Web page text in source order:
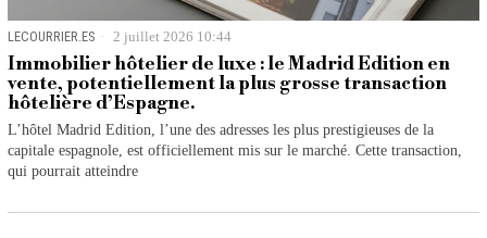
LECOURRIER.ES 2 juillet 2026 10:44
Immobilier hôtelier de luxe : le Madrid Edition en
vente, potentiellement la plus grosse transaction
hôtelière d’Espagne.
L’hôtel Madrid Edition, l’une des adresses les plus prestigieuses de la
capitale espagnole, est officiellement mis sur le marché. Cette transaction,
qui pourrait atteindre